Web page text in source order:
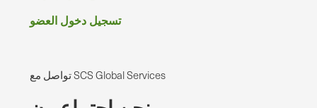
تسجيل دخول العضو
تواصل مع SCS Global Services